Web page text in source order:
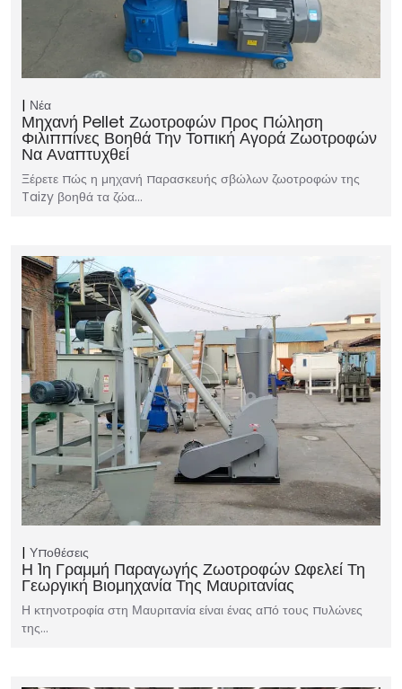
Νέα
Μηχανή Pellet Ζωοτροφών Προς Πώληση
Φιλιππίνες Βοηθά Την Τοπική Αγορά Ζωοτροφών
Να Αναπτυχθεί
Ξέρετε πώς η μηχανή παρασκευής σβώλων ζωοτροφών της
Taizy βοηθά τα ζώα…
Υποθέσεις
Η 1η Γραμμή Παραγωγής Ζωοτροφών Ωφελεί Τη
Γεωργική Βιομηχανία Της Μαυριτανίας
Η κτηνοτροφία στη Μαυριτανία είναι ένας από τους πυλώνες
της…